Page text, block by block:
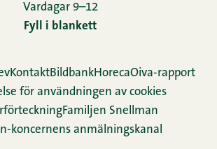
Vardagar 9–12
Fyll i blankett
KontaktBildbankHorecaOiva-rapport
för användningen av cookies
Familjen Snellman
koncernens anmälningskanal